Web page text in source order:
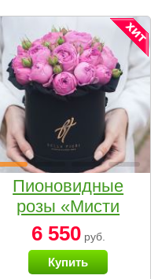
Пионовидные
розы «Мисти
бабблс» в
черной коробке
Small
6 550руб.
Купить